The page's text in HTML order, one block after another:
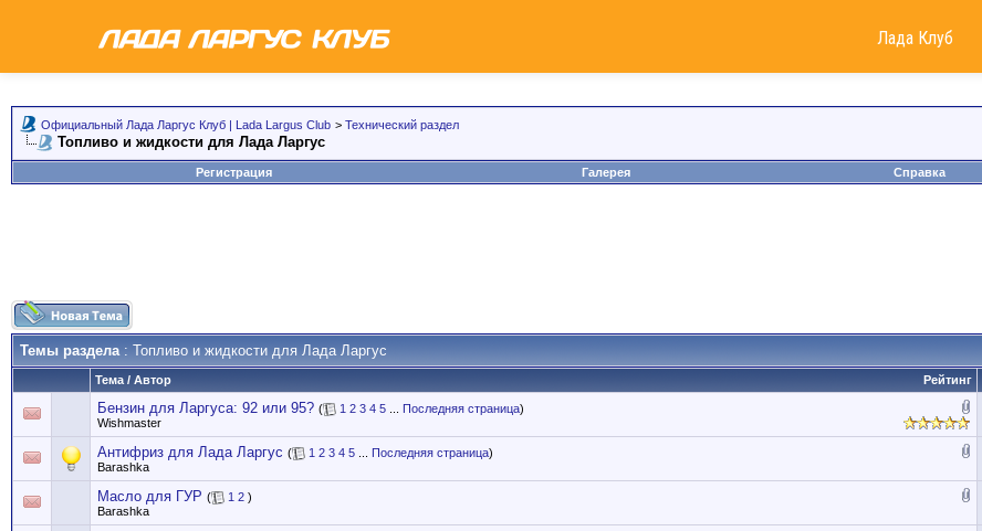
Лада Клуб
Официальный Лада Ларгус Клуб | Lada Largus Club > Технический раздел
Топливо и жидкости для Лада Ларгус
Регистрация
Галерея Справка
Темы раздела: Топливо и жидкости для Лада Ларгус
Рейтинг
Тема / Автор
Бензин для Ларгуса: 92 или 95? ( 1 2 3 4 5 Последняя страница)
Wishmaster
Антифриз для Лада Ларгус ( 1 2 3 4 5 Последняя страница)
Barashka
Масло для ГУР ( 1 2 )
Barashka